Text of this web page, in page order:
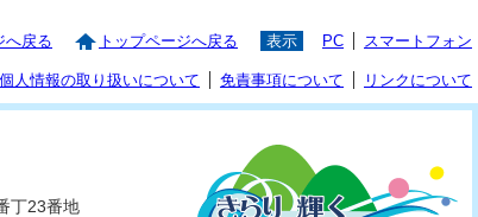
へ戻る トップページへ戻る 表示 PC スマートフォン
個人情報の取り扱いについて 免責事項について リンクについて
丁23番地